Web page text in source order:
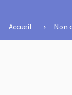
Accueil Non